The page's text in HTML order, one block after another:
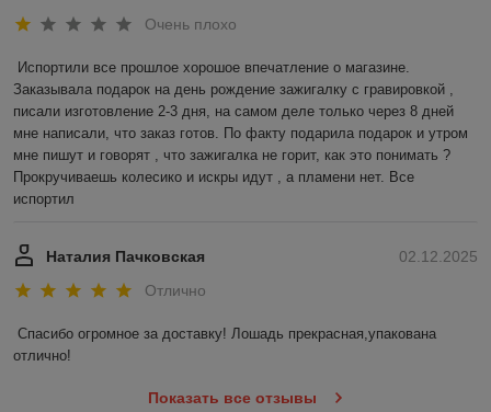
Очень плохо
Испортили все прошлое хорошое впечатление о магазине.
Заказывала подарок на день рождение зажигалку с гравировкой ,
писали изготовление 2-3 дня, на самом деле только через 8 дней
мне написали, что заказ готов. По факту подарила подарок и утром
мне пишут и говорят , что зажигалка не горит, как это понимать ?
Прокручиваешь колесико и искры идут , а пламени нет. Все
испортил
02.12.2025
Наталия Пачковская
Отлично
Спасибо огромное за доставку! Лошадь прекрасная,упакована
отлично!
Показать все отзывы